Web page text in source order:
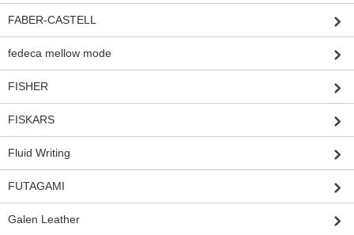
FABER-CASTELL
fedeca mellow mode
FISHER
FISKARS
Fluid Writing
FUTAGAMI
Galen Leather